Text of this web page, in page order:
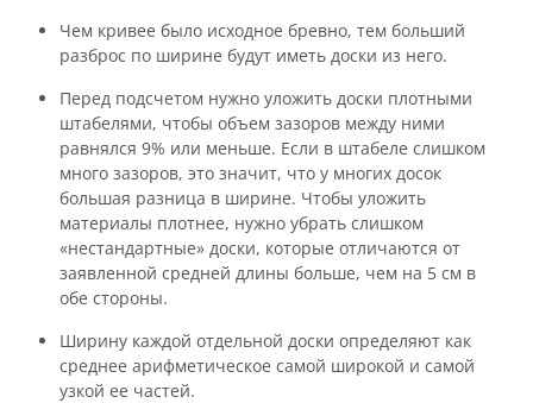
Чем кривее было исходное бревно, тем больший
разброс по ширине будут иметь доски из него.
Перед подсчетом нужно уложить доски плотными
штабелями, чтобы объем зазоров между ними
равнялся 9% или меньше. Если в штабеле слишком
много зазоров, это значит, что у многих досок
большая разница в ширине. Чтобы уложить
материалы плотнее, нужно убрать слишком
«нестандартные» доски, которые отличаются от
заявленной средней длины больше, чем на 5 см в
обе стороны.
Ширину каждой отдельной доски определяют как
среднее арифметическое самой широкой и самой
узкой ее частей.